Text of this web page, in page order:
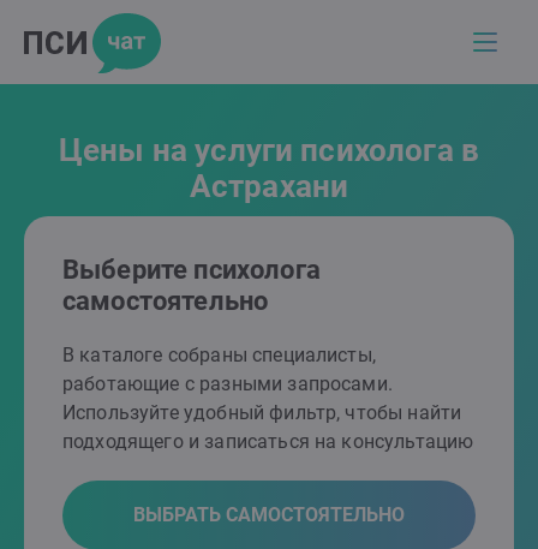
Цены на услуги психолога в
Астрахани
Выберите психолога
самостоятельно
В каталоге собраны специалисты,
работающие с разными запросами.
Используйте удобный фильтр, чтобы найти
подходящего и записаться на консультацию
ВЫБРАТЬ САМОСТОЯТЕЛЬНО